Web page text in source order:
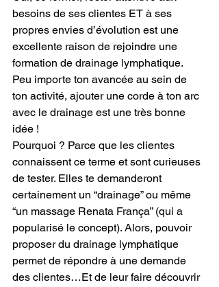
besoins de ses clientes ET à ses
propres envies d’évolution est une
excellente raison de rejoindre une
formation de drainage lymphatique.
Peu importe ton avancée au sein de
ton activité, ajouter une corde à ton arc
avec le drainage est une très bonne
idée !
Pourquoi ? Parce que les clientes
connaissent ce terme et sont curieuses
de tester. Elles te demanderont
certainement un “drainage” ou même
“un massage Renata França” (qui a
popularisé le concept). Alors, pouvoir
proposer du drainage lymphatique
permet de répondre à une demande
des clientes…Et de leur faire découvrir